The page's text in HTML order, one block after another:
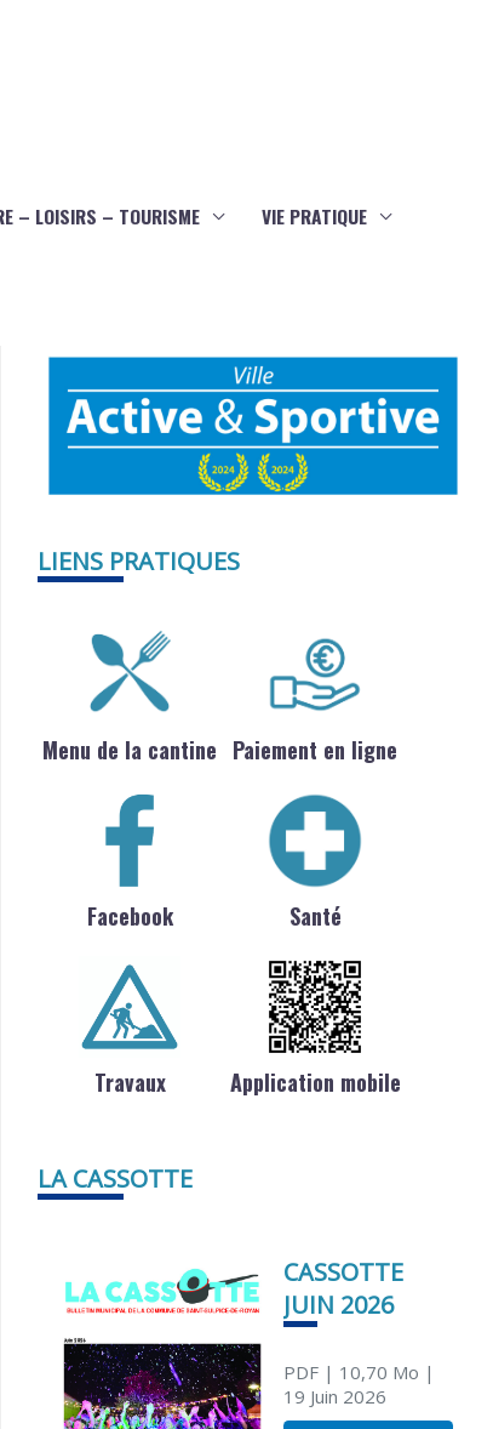
– LOISIRS – TOURISME VIE PRATIQUE
LIENS PRATIQUES
Menu de la cantine Paiement en ligne
Facebook Santé
Travaux Application mobile
LA CASSOTTE
CASSOTTE
JUIN 2026
PDF| 10,70 Mo |
19 Juin 2026